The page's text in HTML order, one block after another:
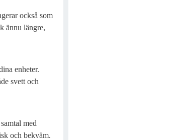
också som
ännu längre,
enheter.
svett och
med
och bekväm.